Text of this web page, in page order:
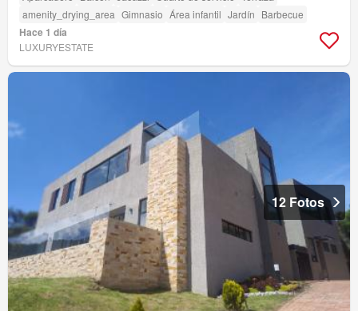
amenity_drying_area Gimnasio Área infantil Jardín Barbecue
Hace 1 día
LUXURYESTATE
12 Fotos